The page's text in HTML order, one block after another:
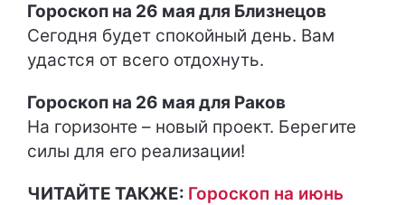
Гороскоп на 26 мая для Близнецов
Сегодня будет спокойный день. Вам
удастся от всего отдохнуть.
Гороскоп на 26 мая для Раков
На горизонте – новый проект. Берегите
силы для его реализации!
ЧИТАЙТЕ ТАКЖЕ: Гороскоп на июнь